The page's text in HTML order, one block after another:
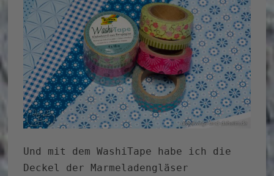
Und mit dem WashiTape habe ich die
Deckel der Marmeladengläser